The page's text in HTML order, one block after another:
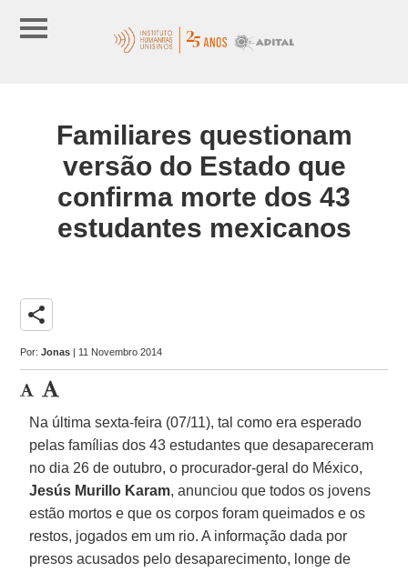
Familiares questionam
versão do Estado que
confirma morte dos 43
estudantes mexicanos
share
Por:Jonas | 11 Novembro 2014
Na última sexta-feira (07/11), tal como era esperado
pelas famílias dos 43 estudantes que desapareceram
no dia 26 de outubro, o procurador-geral do México,
Jesús Murillo Karam, anunciou que todos os jovens
estão mortos e que os corpos foram queimados e os
restos, jogados em um rio. A informação dada por
presos acusados pelo desaparecimento, longe de